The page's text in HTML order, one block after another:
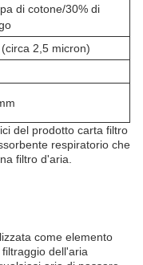
di cotone/30% di
2,5 micron)
del prodotto carta filtro
respiratorio che
filtro d'aria.
come elemento
dell'aria